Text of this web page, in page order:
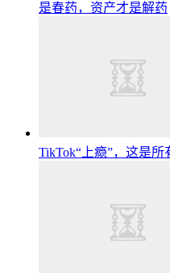
是春药，资产才是解药
TikTok“上瘾”，这是所